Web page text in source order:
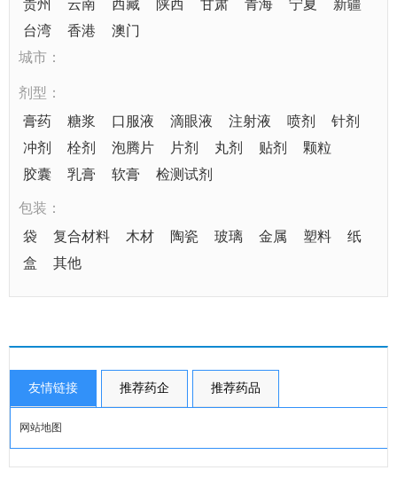
贵州
云南 西藏 陕西 甘肃 青海 宁夏
新疆
台湾
香港
澳门
城市：
剂型：
膏药
糖浆 口服液 滴眼液 注射液 喷剂
针剂
冲剂
栓剂 泡腾片 片剂 丸剂 贴剂
颗粒
胶囊
乳膏 软膏 检测试剂
包装：
袋
复合材料 木材 陶瓷 玻璃 金属 塑料
纸
盒
其他
友情链接 推荐药企 推荐药品
网站地图